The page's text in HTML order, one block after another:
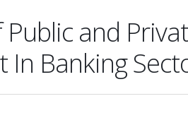
and
In Banking